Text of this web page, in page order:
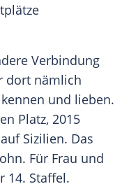
Verbindung
dort nämlich
und lieben.
Platz, 2015
auf Sizilien. Das
Für Frau und
14. Staffel.